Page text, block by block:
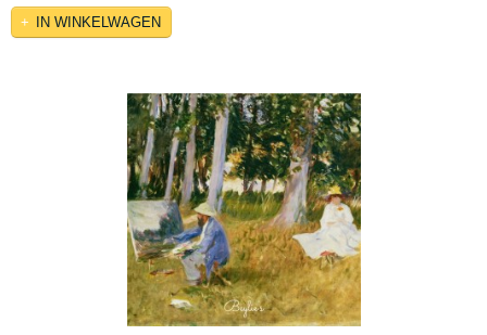
IN WINKELWAGEN